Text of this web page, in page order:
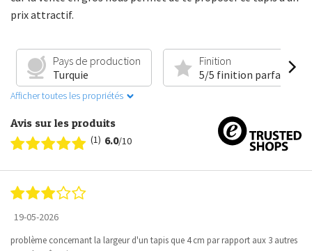
prix attractif.
Pays de production
Turquie
Finition
5/5 finition parfaite
Afficher toutes les propriétés
Avis sur les produits
(1) 6.0/10
19-05-2026
problème concernant la largeur d'un tapis que 4 cm par rapport aux 3 autres